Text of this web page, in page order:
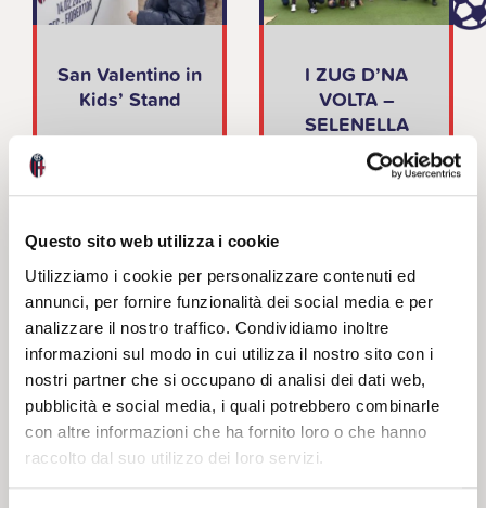
Questo sito web utilizza i cookie
Utilizziamo i cookie per personalizzare contenuti ed
annunci, per fornire funzionalità dei social media e per
analizzare il nostro traffico. Condividiamo inoltre
informazioni sul modo in cui utilizza il nostro sito con i
nostri partner che si occupano di analisi dei dati web,
pubblicità e social media, i quali potrebbero combinarle
con altre informazioni che ha fornito loro o che hanno
raccolto dal suo utilizzo dei loro servizi.
San Valentino in
Kids’ Stand
I ZUG D’NA
VOLTA –
SELENELLA
EDITION
CARNEVALE
ROSSOBLU’